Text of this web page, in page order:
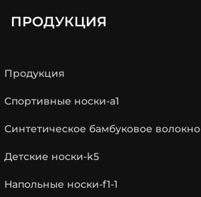
ПРОДУКЦИЯ
Продукция
Спортивные носки-a1
Синтетическое бамбуковое волокно
Детские носки-k5
Напольные носки-f1-1